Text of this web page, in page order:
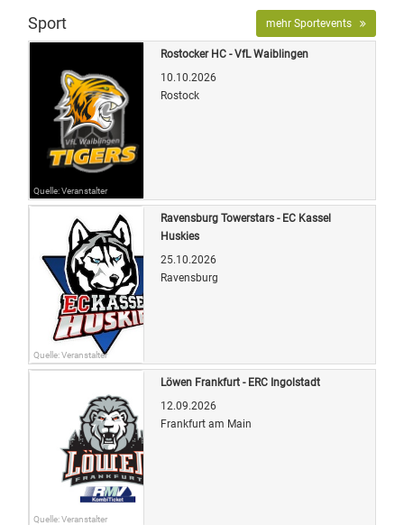
Sport mehr Sportevents
Quelle: Veranstalter
Rostocker HC - VfL Waiblingen
10.10.2026
Rostock
Quelle: Veranstalter
Ravensburg Towerstars - EC Kassel
Huskies
25.10.2026
Ravensburg
Quelle: Veranstalter
Löwen Frankfurt - ERC Ingolstadt
12.09.2026
Frankfurt am Main